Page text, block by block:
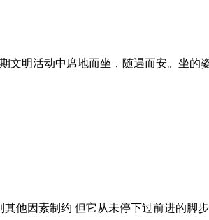
文明活动中席地而坐，随遇而安。坐的
他因素制约 但它从未停下过前进的脚